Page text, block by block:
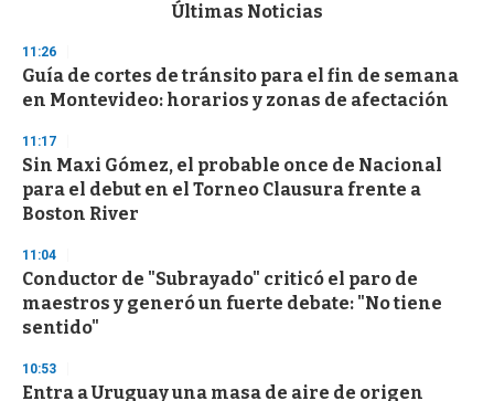
d
s
o
f
3
s
c
o
d
s
Últimas Noticias
11:26
Guía de cortes de tránsito para el fin de semana
en Montevideo: horarios y zonas de afectación
11:17
Sin Maxi Gómez, el probable once de Nacional
para el debut en el Torneo Clausura frente a
Boston River
11:04
Conductor de "Subrayado" criticó el paro de
maestros y generó un fuerte debate: "No tiene
sentido"
10:53
Entra a Uruguay una masa de aire de origen